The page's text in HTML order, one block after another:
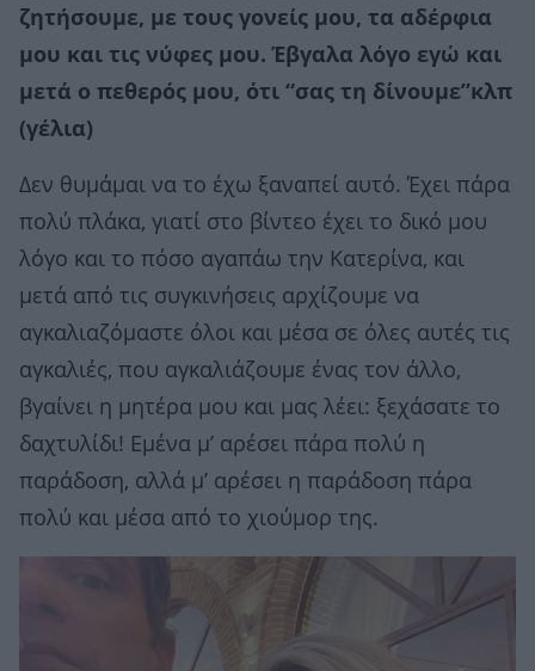
ζητήσουμε, με τους γονείς μου, τα αδέρφια
μου και τις νύφες μου. Έβγαλα λόγο εγώ και
μετά ο πεθερός μου, ότι “σας τη δίνουμε”κλπ
(γέλια)
Δεν θυμάμαι να το έχω ξαναπεί αυτό. Έχει πάρα
πολύ πλάκα, γιατί στο βίντεο έχει το δικό μου
λόγο και το πόσο αγαπάω την Κατερίνα, και
μετά από τις συγκινήσεις αρχίζουμε να
αγκαλιαζόμαστε όλοι και μέσα σε όλες αυτές τις
αγκαλιές, που αγκαλιάζουμε ένας τον άλλο,
βγαίνει η μητέρα μου και μας λέει: ξεχάσατε το
δαχτυλίδι! Εμένα μ’ αρέσει πάρα πολύ η
παράδοση, αλλά μ’ αρέσει η παράδοση πάρα
πολύ και μέσα από το χιούμορ της.